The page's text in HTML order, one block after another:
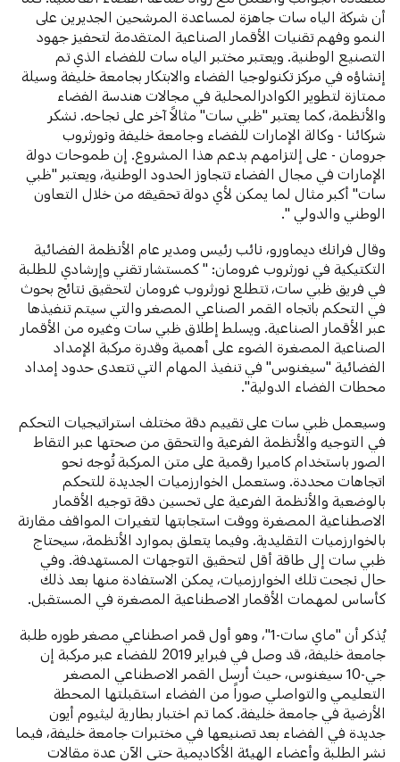
أن شركة الياه سات جاهزة لمساعدة المرشحين الجديرين على
النمو وفهم تقنيات الأقمار الصناعية المتقدمة لتحفيز جهود
التصنيع الوطنية. ويعتبر مختبر الياه سات للفضاء الذي تم
إنشاؤه في مركز تكنولوجيا الفضاء والابتكار بجامعة خليفة وسيلة
ممتازة لتطوير الكوادرالمحلية في مجالات هندسة الفضاء
والأنظمة، كما يعتبر "ظبي سات" مثالاً آخر على نجاحه. نشكر
شركائنا - وكالة الإمارات للفضاء وجامعة خليفة ونورثروب
جرومان - على إلتزامهم بدعم هذا المشروع. إن طموحات دولة
الإمارات في مجال الفضاء تتجاوز الحدود الوطنية، ويعتبر "ظبي
سات" أكبر مثال لما يمكن لأي دولة تحقيقه من خلال التعاون
الوطني والدولي ".
وقال فرانك ديماورو، نائب رئيس ومدير عام الأنظمة الفضائية
التكتيكية في نورثروب غرومان: " كمستشار تقني وإرشادي للطلبة
في فريق ظبي سات، تتطلع نورثروب غرومان لتحقيق نتائج بحوث
في التحكم باتجاه القمر الصناعي المصغر والتي سيتم تنفيذها
عبر الأقمار الصناعية. ويسلط إطلاق ظبي سات وغيره من الأقمار
الصناعية المصغرة الضوء على أهمية وقدرة مركبة الإمداد
الفضائية "سيغنوس" في تنفيذ المهام التي تتعدى حدود إمداد
محطات الفضاء الدولية".
وسيعمل ظبي سات على تقييم دقة مختلف استراتيجيات التحكم
في التوجيه والأنظمة الفرعية والتحقق من صحتها عبر التقاط
الصور باستخدام كاميرا رقمية على متن المركبة تُوجه نحو
اتجاهات محددة. وستعمل الخوارزميات الجديدة للتحكم
بالوضعية والأنظمة الفرعية على تحسين دقة توجيه الأقمار
الاصطناعية المصغرة ووقت استجابتها لتغيرات المواقف مقارنة
بالخوارزميات التقليدية. وفيما يتعلق بموارد الأنظمة، سيحتاج
ظبي سات إلى طاقة أقل لتحقيق التوجهات المستهدفة. وفي
حال نجحت تلك الخوارزميات، يمكن الاستفادة منها بعد ذلك
كأساس لمهمات الأقمار الاصطناعية المصغرة في المستقبل.
يُذكر أن "ماي سات-1"، وهو أول قمر اصطناعي مصغر طوره طلبة
جامعة خليفة، قد وصل في فبراير 2019 للفضاء عبر مركبة إن
جي-10 سيغنوس، حيث أرسل القمر الاصطناعي المصغر
التعليمي والتواصلي صوراً من الفضاء استقبلتها المحطة
الأرضية في جامعة خليفة. كما تم اختبار بطارية ليثيوم أيون
جديدة في الفضاء بعد تصنيعها في مختبرات جامعة خليفة، فيما
نشر الطلبة وأعضاء الهيئة الأكاديمية حتى الآن عدة مقالات